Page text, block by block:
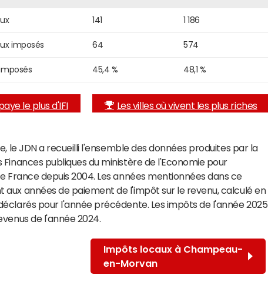
141 1 186
imposés 64 574
45,4 % 48,1 %
le plus d'IFI Les villes où vivent les plus riches
le JDN a recueilli l'ensemble des données produites par la
publiques du ministère de l'Economie pour
France depuis 2004. Les années mentionnées dans ce
aux années de paiement de l'impôt sur le revenu, calculé en
pour l'année précédente. Les impôts de l'année 2025
de l'année 2024.
Impôts locaux à Champeau-
en-Morvan